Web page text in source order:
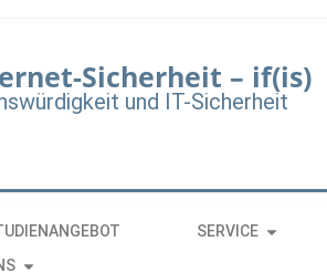
Sicherheit – if(is)
und IT-Sicherheit
SERVICE